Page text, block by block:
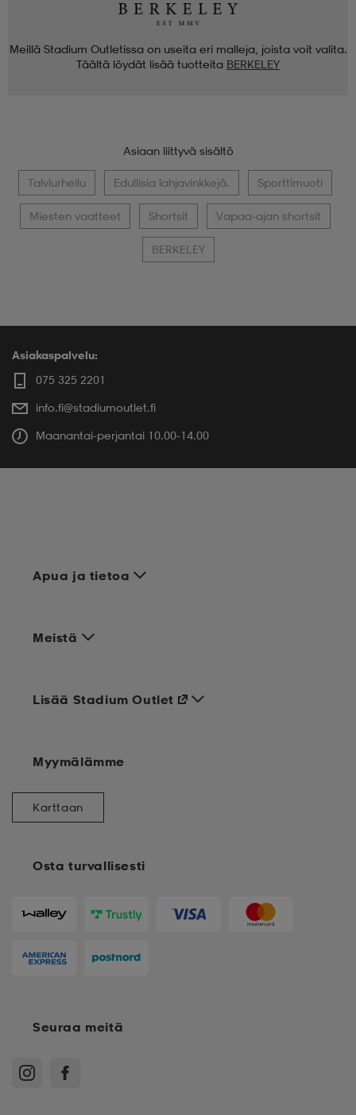
Meillä Stadium Outletissa on useita eri malleja, joista voit valita.
Täältä löydät lisää tuotteita BERKELEY
Asiaan liittyvä sisältö
Talviurheilu Edullisia lahjavinkkejä. Sporttimuoti
Miesten vaatteet Shortsit Vapaa-ajan shortsit
BERKELEY
Asiakaspalvelu:
075 325 2201
info.fi@stadiumoutlet.fi
Maanantai-perjantai 10.00-14.00
Apua ja tietoa
Meistä
Osta turvallisesti
Lisää Stadium Outlet
Myymälämme
Karttaan
Seuraa meitä